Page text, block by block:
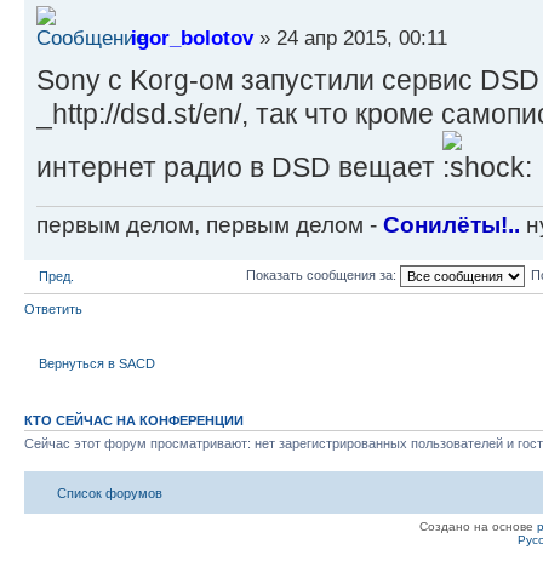
igor_bolotov» 24 апр 2015, 00:11
Sony с Korg-ом запустили сервис
_http://dsd.st/en/, так что кроме
интернет радио в DSD вещает
первым делом, первым делом - Сонилёты!..
Пред. Показать сообщения за:
Ответить
Вернуться в SACD
КТО СЕЙЧАС НА КОНФЕРЕНЦИИ
Сейчас этот форум просматривают: нет зарегистрированных пользователей и
Список форумов
Создано на основе